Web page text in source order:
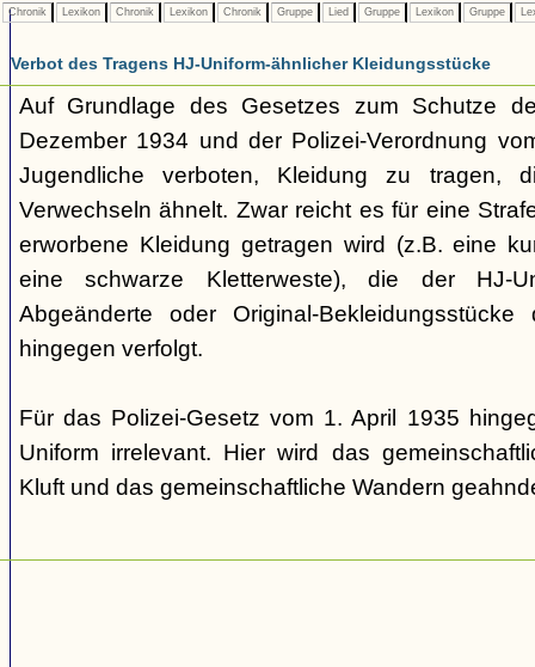
Chronik Lexikon Chronik Lexikon Chronik Gruppe Lied Gruppe Lexikon Gruppe
Verbot des Tragens HJ-Uniform-ähnlicher Kleidungsstücke
Auf Grundlage des Gesetzes zum Schutze
Dezember 1934 und der Polizei-Verordnung
Jugendliche verboten, Kleidung zu tragen,
Verwechseln ähnelt. Zwar reicht es für eine
erworbene Kleidung getragen wird (z.B. eine
eine schwarze Kletterweste), die der HJ-
Abgeänderte oder Original-
hingegen verfolgt.
Für das Polizei-Gesetz vom 1. April 1935
Uniform irrelevant. Hier wird das
Kluft und das gemeinschaftliche Wandern